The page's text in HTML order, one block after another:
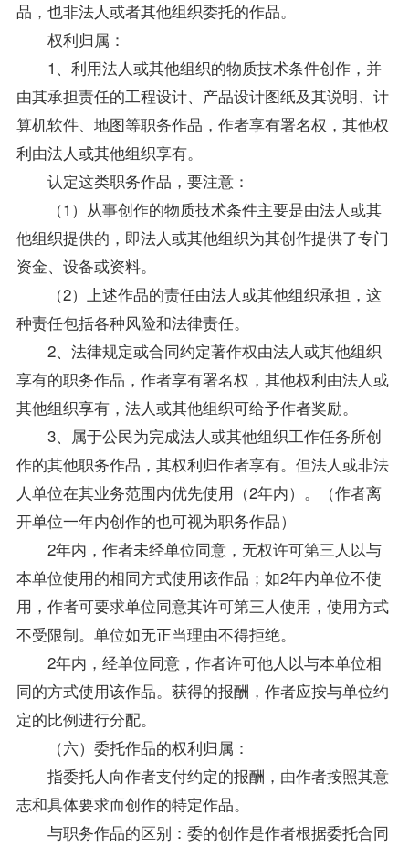
品，也非法人或者其他组织委托的作品。
权利归属：
1、利用法人或其他组织的物质技术条件创作，并
由其承担责任的工程设计、产品设计图纸及其说明、计
算机软件、地图等职务作品，作者享有署名权，其他权
利由法人或其他组织享有。
认定这类职务作品，要注意：
（1）从事创作的物质技术条件主要是由法人或其
他组织提供的，即法人或其他组织为其创作提供了专门
资金、设备或资料。
（2）上述作品的责任由法人或其他组织承担，这
种责任包括各种风险和法律责任。
2、法律规定或合同约定著作权由法人或其他组织
享有的职务作品，作者享有署名权，其他权利由法人或
其他组织享有，法人或其他组织可给予作者奖励。
3、属于公民为完成法人或其他组织工作任务所创
作的其他职务作品，其权利归作者享有。但法人或非法
人单位在其业务范围内优先使用（2年内）。（作者离
开单位一年内创作的也可视为职务作品）
2年内，作者未经单位同意，无权许可第三人以与
本单位使用的相同方式使用该作品；如2年内单位不使
用，作者可要求单位同意其许可第三人使用，使用方式
不受限制。单位如无正当理由不得拒绝。
2年内，经单位同意，作者许可他人以与本单位相
同的方式使用该作品。获得的报酬，作者应按与单位约
定的比例进行分配。
（六）委托作品的权利归属：
指委托人向作者支付约定的报酬，由作者按照其意
志和具体要求而创作的特定作品。
与职务作品的区别：委的创作是作者根据委托合同